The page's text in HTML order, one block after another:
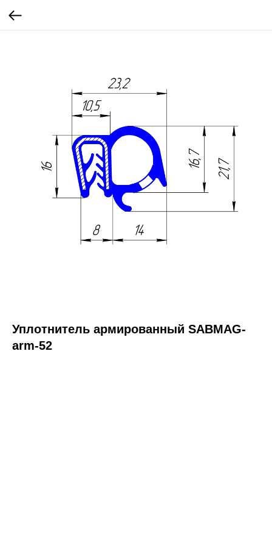
Уплотнитель армированный SABMAG-
arm-52